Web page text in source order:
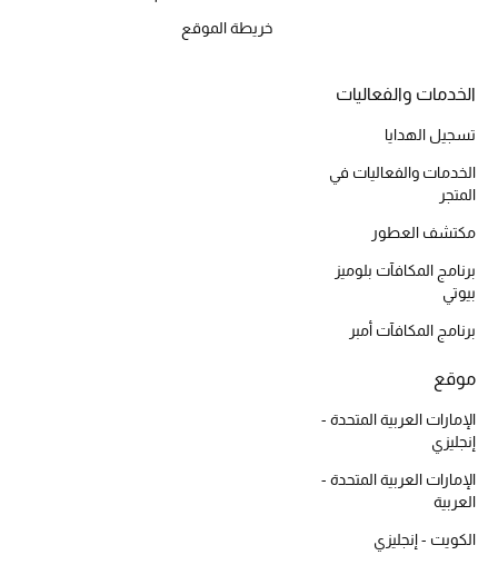
تسوقوا الحقائب
الموسم الجديد
أحذية النسائية
تشكيلة الأحذية
الأحذية الرجالية
أحذية للأطفال
أبرز المصممين
خريطة الموقع
الخدمات والفعاليات
تسجيل الهدايا
الخدمات والفعاليات في
المتجر
مكتشف العطور
برنامج المكافآت بلوميز
بيوتي
برنامج المكافآت أمبر
موقع
الإمارات العربية المتحدة -
إنجليزي
الإمارات العربية المتحدة -
العربية
الكويت - إنجليزي